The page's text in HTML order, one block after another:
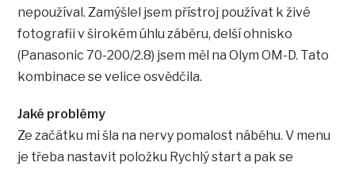
nepoužíval. Zamýšlel jsem přístroj používat k živé
fotografii v širokém úhlu záběru, delší ohnisko
(Panasonic 70-200/2.8) jsem měl na Olym OM-D. Tato
kombinace se velice osvědčila.
Jaké problémy
Ze začátku mi šla na nervy pomalost náběhu. V menu
je třeba nastavit položku Rychlý start a pak se